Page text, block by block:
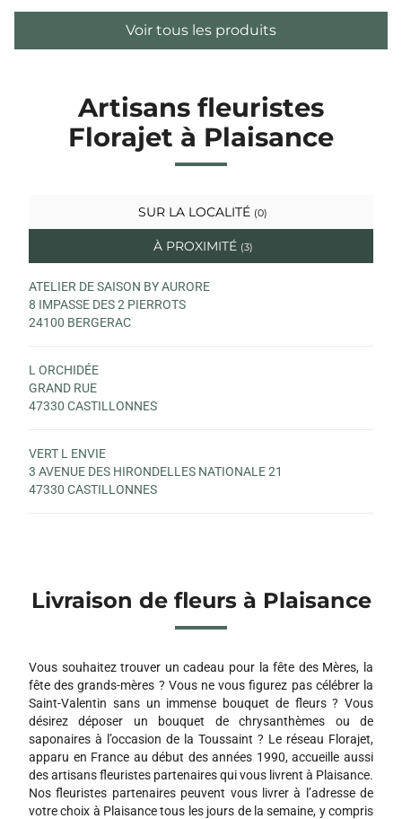
Voir tous les produits
Artisans fleuristes
Florajet à Plaisance
SUR LA LOCALITÉ (0)
À PROXIMITÉ (3)
ATELIER DE SAISON BY AURORE
8 IMPASSE DES 2 PIERROTS
24100 BERGERAC
L ORCHIDÉE
GRAND RUE
47330 CASTILLONNES
VERT L ENVIE
3 AVENUE DES HIRONDELLES NATIONALE 21
47330 CASTILLONNES
Livraison de fleurs à Plaisance
Vous souhaitez trouver un cadeau pour la fête des Mères, la
fête des grands-mères ? Vous ne vous figurez pas célébrer la
Saint-Valentin sans un immense bouquet de fleurs ? Vous
désirez déposer un bouquet de chrysanthèmes ou de
saponaires à l’occasion de la Toussaint ? Le réseau Florajet,
apparu en France au début des années 1990, accueille aussi
des artisans fleuristes partenaires qui vous livrent à Plaisance.
Nos fleuristes partenaires peuvent vous livrer à l’adresse de
votre choix à Plaisance tous les jours de la semaine, y compris